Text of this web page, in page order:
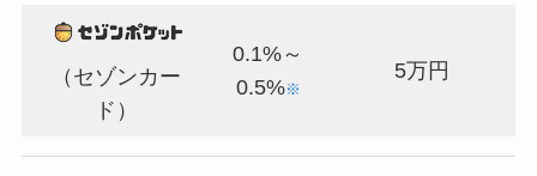
（セゾンカー
ド）
0.1%～
0.5%※
5万円